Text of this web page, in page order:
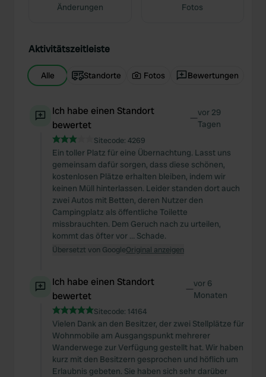
Änderungen Fotos
Aktivitätszeitleiste
Alle Standorte Fotos Bewertungen
Ich habe einen Standort
bewertet
—vor 29
Tagen
Sitecode: 4269
Ein toller Platz für eine Übernachtung. Lasst uns
gemeinsam dafür sorgen, dass diese schönen,
kostenlosen Plätze erhalten bleiben, indem wir
keinen Müll hinterlassen. Leider standen dort auch
zwei Autos mit Betten, deren Nutzer den
Campingplatz als öffentliche Toilette
missbrauchten. Dem Geruch nach zu urteilen,
kommt das öfter vor … Schade.
Übersetzt von GoogleOriginal anzeigen
Ich habe einen Standort
bewertet
—vor 6
Monaten
Sitecode: 14164
Vielen Dank an den Besitzer, der zwei Stellplätze für
Wohnmobile am Ausgangspunkt mehrerer
Wanderwege zur Verfügung gestellt hat. Wir haben
kurz mit den Besitzern gesprochen und höflich um
Erlaubnis gebeten. Sie haben sich sehr darüber